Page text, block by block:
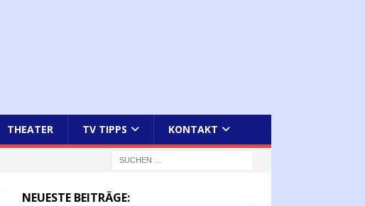
THEATER TV TIPPS KONTAKT
NEUESTE BEITRÄGE: